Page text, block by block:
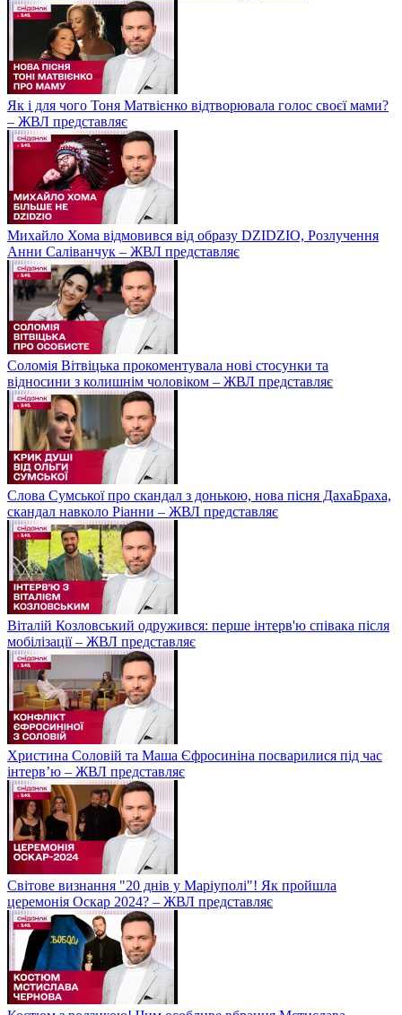
Як і для чого Тоня Матвієнко відтворювала голос своєї мами?
– ЖВЛ представляє
Михайло Хома відмовився від образу DZIDZIO, Розлучення
Анни Саліванчук – ЖВЛ представляє
Соломія Вітвіцька прокоментувала нові стосунки та
відносини з колишнім чоловіком – ЖВЛ представляє
Слова Сумської про скандал з донькою, нова пісня ДахаБраха,
скандал навколо Ріанни – ЖВЛ представляє
Віталій Козловський одружився: перше інтерв'ю співака після
мобілізації – ЖВЛ представляє
Христина Соловій та Маша Єфросиніна посварилися під час
інтерв’ю – ЖВЛ представляє
Світове визнання "20 днів у Маріуполі"! Як пройшла
церемонія Оскар 2024? – ЖВЛ представляє